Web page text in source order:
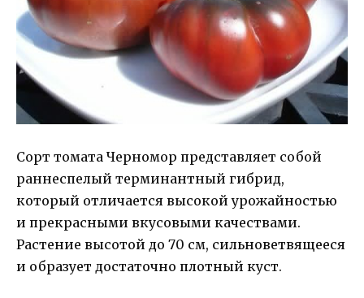
Сорт томата Черномор представляет собой
раннеспелый терминантный гибрид,
который отличается высокой урожайностью
и прекрасными вкусовыми качествами.
Растение высотой до 70 см, сильноветвящееся
и образует достаточно плотный куст.